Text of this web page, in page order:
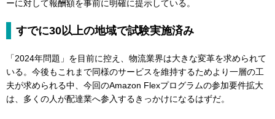
ーに対して報酬額を事前に明確に提示している。
すでに30以上の地域で試験実施済み
「2024年問題」を目前に控え、物流業界は大きな変革を求められて
いる。今後もこれまで同様のサービスを維持するためより一層の工
夫が求められる中、今回のAmazon Flexプログラムの参加要件拡大
は、多くの人が配達業へ参入するきっかけになるはずだ。